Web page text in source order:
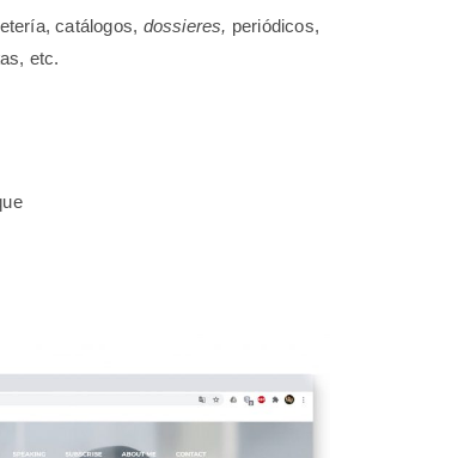
catálogos, dossieres, periódicos,
etc.